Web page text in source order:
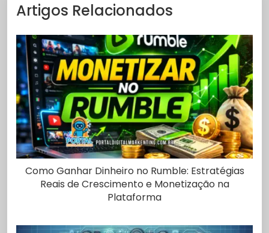
Artigos Relacionados
Como Ganhar Dinheiro no Rumble: Estratégias
Reais de Crescimento e Monetização na
Plataforma